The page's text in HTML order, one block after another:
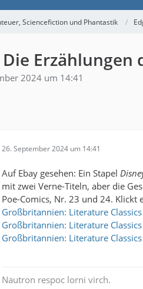
Sciencefiction und Phantastik
Erzählungen
2024 um 14:41
26. September 2024 um 14:41
Auf Ebay gesehen: Ein Stapel
mit zwei Verne-Titeln, aber die
Poe-Comics, Nr. 23 und 24.
Großbritannien: Literature Classics
Großbritannien: Literature
Großbritannien: Literature
Nautron respoc lorni virch.